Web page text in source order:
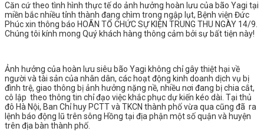
Căn cứ theo tình hình thực tế do ảnh hưởng hoàn lưu của bão Yagi tại
miền bắc nhiều tỉnh thành đang chìm trong ngập lụt, Bệnh viện Đức
Phúc xin thông báo HOÃN TỔ CHỨC SỰ KIỆN TRUNG THU NGÀY 14/9.
Chúng tôi kính mong Quý khách hàng thông cảm bởi sự bất tiện này!
Ảnh hưởng của hoàn lưu siêu bão Yagi không chỉ gây thiệt hại về
người và tài sản của nhân dân, các hoạt động kinh doanh dịch vụ bị
đình trệ, giao thông bị ảnh hưởng nặng nề, nhiều nơi đang bị chia cắt,
cô lập theo thông tin chỉ đạo việc khắc phục dự kiến kéo dài. Tại thủ
đô Hà Nội, Ban Chỉ huy PCTT và TKCN thành phố vừa qua cũng đã ra
lệnh báo động lũ trên sông Hồng tại địa phận một số quận và huyện
trên địa bàn thành phố.